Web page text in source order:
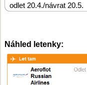
odlet 20.4./návrat 20.5.
Náhled letenky: